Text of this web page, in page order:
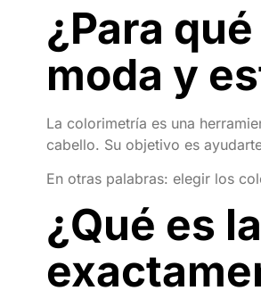
¿Para
moda y
La colorimetría es una
cabello. Su objetivo es
En otras palabras: elegir los
¿Qué es